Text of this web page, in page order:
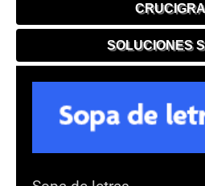
SOLUCIONES